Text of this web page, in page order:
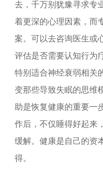
去，千万别犹豫寻求专
着更深的心理因素，而
案。可以去咨询医生
评估是否需要认知行为
特别适合神经衰弱相关
变那些导致失眠的思维
助是恢复健康的重要一
作后，不仅睡得好起来
缓解。健康是自己的资
得。